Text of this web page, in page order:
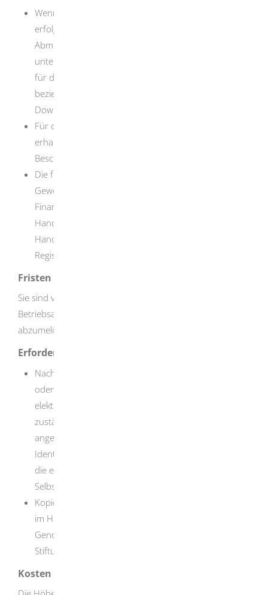
Wenn die Abmeldung persönlich oder schriftlich
erfolgt, müssen Sie den Formularvordruck „Gewerbe-
Abmeldung“ (GewA 3) ausfüllen und persönlich
unterschreiben. Das Formular „GewA 3“ liegt bei der
für die Abmeldung zuständigen Stelle aus,
beziehungsweise steht auch, je nach Angebot, zum
Download zur Verfügung.
Für den Empfang Ihrer Gewerbe-Abmeldung
erhalten Sie von der zuständigen Stelle eine
Bescheinigung.
Die für die Abmeldung zuständige Stelle leitet die
Gewerbeabmeldung an andere Stellen, wie das
Finanzamt, die Berufsgenossenschaft, die
Handwerkskammer oder die Industrie- und
Handelskammer und gegebenenfalls das
Registergericht weiter.
Fristen
Sie sind verpflichtet, Ihr Gewerbe zum Zeitpunkt der
Betriebsauflösung oder der Änderung der Rechtsform
abzumelden.
Erforderliche Unterlagen
Nachweis der Identität (zum Beispiel Personalausweis
oder Reisepass mit Meldebescheinigung). Bei
elektronischer Gewerbe-Ummeldung kann die
zuständige Stelle weitere geeignete und
angemessene Verfahren zur Feststellung der
Identität anwenden (zum Beispiel PIN/TAN-Verfahren,
die elektronische Ausweisfunktion, De-Mail oder eine
Selbsterklärung zur Identität).
Kopie des Handelsregister-Auszugs, wenn Ihre Firma
im Handelsregister eingetragen ist (ebenso:
Genossenschaftsregister, Vereinsregister,
Stiftungsverzeichnis)
Kosten